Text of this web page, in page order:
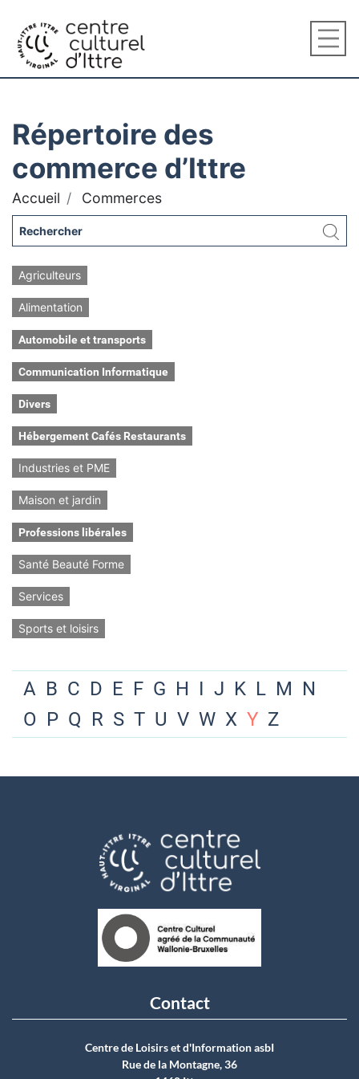
Répertoire des
commerce d’Ittre
Accueil Commerces
Agriculteurs
Alimentation
Automobile et transports
Communication Informatique
Divers
Hébergement Cafés Restaurants
Industries et PME
Maison et jardin
Professions libérales
Santé Beauté Forme
Services
Sports et loisirs
A B C D E F G H I J K L M N
O P Q R S T U V W X Y Z
Contact
Centre de Loisirs et d'Information asbI
Rue de la Montagne, 36